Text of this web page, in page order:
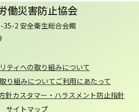
働災害防止協会
35-2 安全衛生総合会館
ティへの取り組みについて
り組みについて ご利用にあたって
針カスタマー・ハラスメント防止指針
サイトマップ